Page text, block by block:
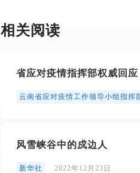
相关阅读
省应对疫情指挥部权威回
云南省应对疫情工作领导小组指挥
风雪峡谷中的戍边人
新华社 2022年12月23日